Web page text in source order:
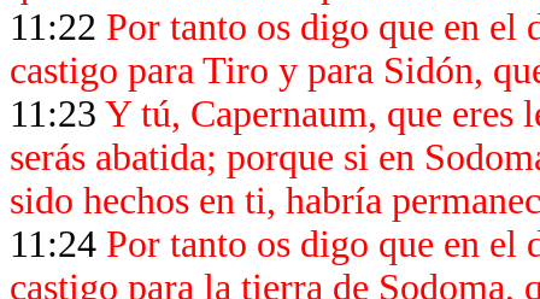
11:22 Por tanto os digo que en el
castigo para Tiro y para Sidón,
11:23 Y tú, Capernaum, que eres
serás abatida; porque si en
sido hechos en ti, habría
11:24 Por tanto os digo que en el
castigo para la tierra de Sodoma,